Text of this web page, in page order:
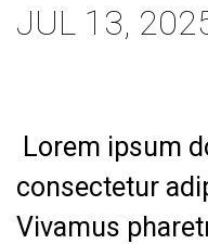
JUL 13,
Lorem ipsum
consectetur
Vivamus